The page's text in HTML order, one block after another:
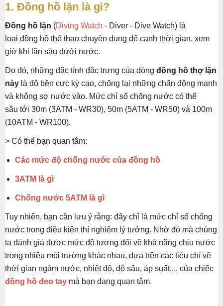
1. Đồng hồ lặn là gì?
Đồng hồ lặn (Diving Watch - Diver - Dive Watch) là
loại đồng hồ thể thao chuyên dụng để canh thời gian, xem
giờ khi lặn sâu dưới nước.
Do đó, những đặc tính đặc trưng của dòng đồng hồ thợ lặn
này là độ bền cực kỳ cao, chống lại những chấn động mạnh
và không sợ nước vào. Mức chỉ số chống nước có thể
sâu tới 30m (3ATM - WR30), 50m (5ATM - WR50) và 100m
(10ATM - WR100).
> Có thể bạn quan tâm:
Các mức độ chống nước của đồng hồ
3ATM là gì
Chống nước 5ATM là gì
Tuy nhiên, bạn cần lưu ý rằng: đây chỉ là mức chỉ số chống
nước trong điều kiện thí nghiệm lý tưởng. Nhờ đó mà chúng
ta đánh giá được mức độ tương đối về khả năng chịu nước
trong nhiều môi trường khác nhau, dựa trên các tiêu chí về
thời gian ngâm nước, nhiệt độ, độ sâu, áp suất,... của chiếc
đồng hồ đeo tay mà bạn đang quan tâm.